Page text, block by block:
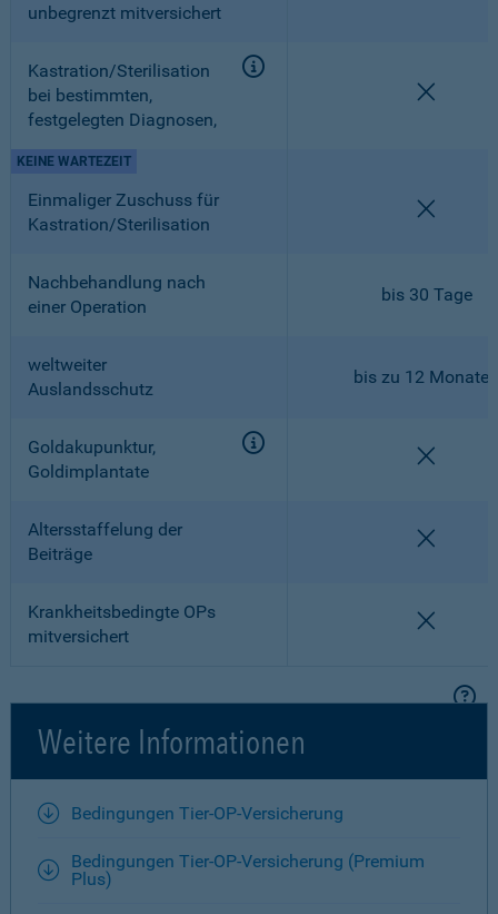
unbegrenzt mitversichert
Kastration/Sterilisation
bei bestimmten,
festgelegten Diagnosen,
Einmaliger Zuschuss für
Kastration/Sterilisation
KEINE WARTEZEIT
Nachbehandlung nach
einer Operation
bis 30 Tage
weltweiter
Auslandsschutz
bis zu 12 Monaten
Goldakupunktur,
Goldimplantate
Altersstaffelung der
Beiträge
Krankheitsbedingte OPs
mitversichert
Weitere Informationen
Bedingungen Tier-OP-Versicherung
Bedingungen Tier-OP-Versicherung (Premium
Plus)